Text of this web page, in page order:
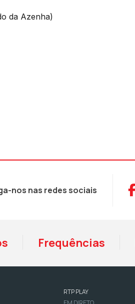
da Azenha)
nos nas redes sociais
Frequências
RTP PLAY